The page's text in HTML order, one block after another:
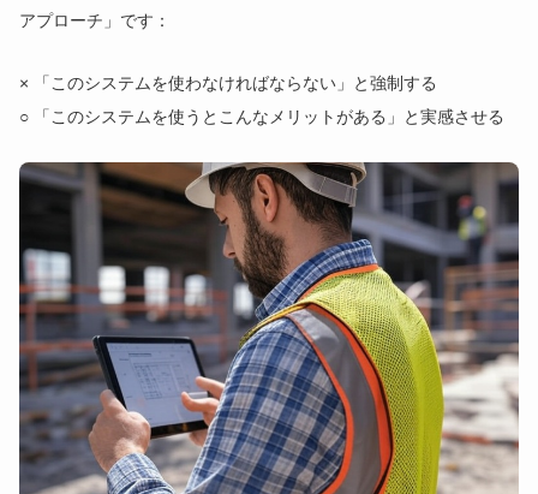
アプローチ」です：
× 「このシステムを使わなければならない」と強制する
○ 「このシステムを使うとこんなメリットがある」と実感させる